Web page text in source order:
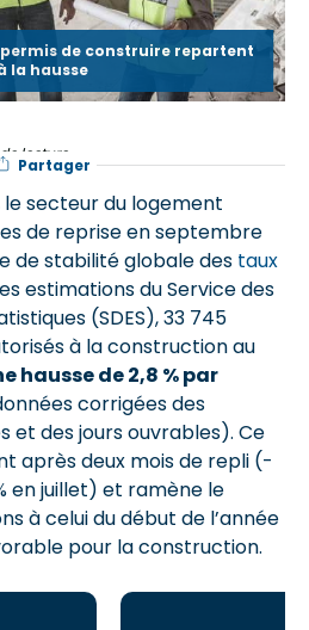
de construire repartent
la hausse
lecture
Partager
secteur du logement
de reprise en septembre
de stabilité globale des taux
estimations du Service des
(SDES), 33 745
à la construction au
hausse de 2,8 % par
corrigées des
et des jours ouvrables). Ce
après deux mois de repli (-
en juillet) et ramène le
à celui du début de l’année
pour la construction.